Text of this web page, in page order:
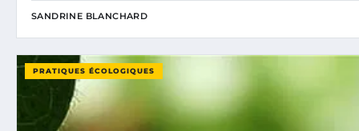
SANDRINE BLANCHARD
PRATIQUES ÉCOLOGIQUES